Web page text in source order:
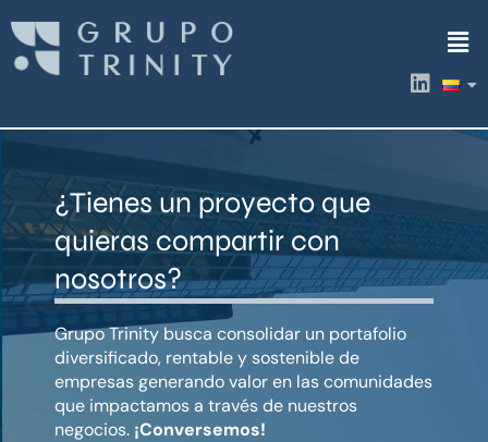
contenido
L
i
k
i
¿Tienes un proyecto que
quieras compartir con
nosotros?
Grupo Trinity busca consolidar un portafolio
diversificado, rentable y sostenible de
empresas generando valor en las comunidades
que impactamos a través de nuestros
negocios. ¡Conversemos!